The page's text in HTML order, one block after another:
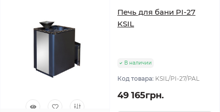
Печь для бани PI-27
KSIL
В наличии
Код товара: KSIL/PI-27/PAL
49 165грн.